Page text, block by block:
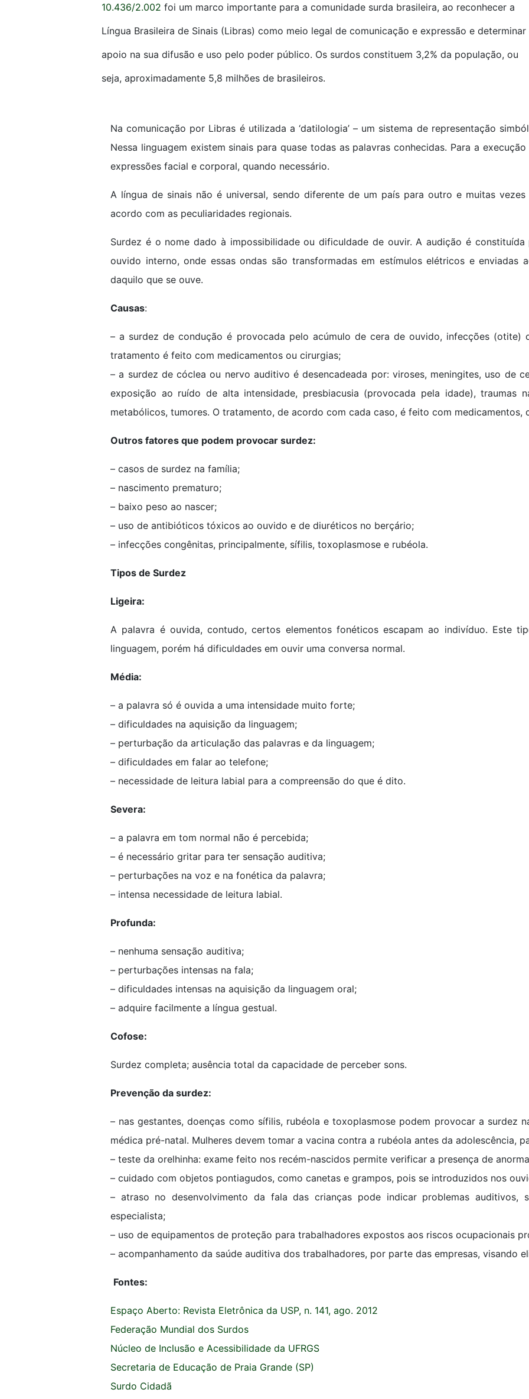
10.436/2.002 foi um marco importante para a comunidade surda brasileira, ao reconhecer a
Língua Brasileira de Sinais (Libras) como meio legal de comunicação e expressão e determinar
apoio na sua difusão e uso pelo poder público. Os surdos constituem 3,2% da população, ou
seja, aproximadamente 5,8 milhões de brasileiros.
Na comunicação por Libras é utilizada a ‘datilologia’ – um sistema de representação
Nessa linguagem existem sinais para quase todas as palavras conhecidas. Para a
expressões facial e corporal, quando necessário.
A língua de sinais não é universal, sendo diferente de um país para outro e muitas
acordo com as peculiaridades regionais.
Surdez é o nome dado à impossibilidade ou dificuldade de ouvir. A audição é
ouvido interno, onde essas ondas são transformadas em estímulos elétricos e enviadas
daquilo que se ouve.
Causas:
– a surdez de condução é provocada pelo acúmulo de cera de ouvido, infecções
tratamento é feito com medicamentos ou cirurgias;
– a surdez de cóclea ou nervo auditivo é desencadeada por: viroses, meningites, uso de
exposição ao ruído de alta intensidade, presbiacusia (provocada pela idade), traumas
metabólicos, tumores. O tratamento, de acordo com cada caso, é feito com medicamentos,
Outros fatores que podem provocar surdez:
– casos de surdez na família;
– nascimento prematuro;
– baixo peso ao nascer;
– uso de antibióticos tóxicos ao ouvido e de diuréticos no berçário;
– infecções congênitas, principalmente, sífilis, toxoplasmose e rubéola.
Tipos de Surdez
Ligeira:
A palavra é ouvida, contudo, certos elementos fonéticos escapam ao indivíduo. Este
linguagem, porém há dificuldades em ouvir uma conversa normal.
Média:
– a palavra só é ouvida a uma intensidade muito forte;
– dificuldades na aquisição da linguagem;
– perturbação da articulação das palavras e da linguagem;
– dificuldades em falar ao telefone;
– necessidade de leitura labial para a compreensão do que é dito.
Severa:
– a palavra em tom normal não é percebida;
– é necessário gritar para ter sensação auditiva;
– perturbações na voz e na fonética da palavra;
– intensa necessidade de leitura labial.
Profunda:
– nenhuma sensação auditiva;
– perturbações intensas na fala;
– dificuldades intensas na aquisição da linguagem oral;
– adquire facilmente a língua gestual.
Cofose:
Surdez completa; ausência total da capacidade de perceber sons.
Prevenção da surdez:
– nas gestantes, doenças como sífilis, rubéola e toxoplasmose podem provocar a surdez
médica pré-natal. Mulheres devem tomar a vacina contra a rubéola antes da adolescência,
– teste da orelhinha: exame feito nos recém-nascidos permite verificar a presença de
– cuidado com objetos pontiagudos, como canetas e grampos, pois se introduzidos nos
– atraso no desenvolvimento da fala das crianças pode indicar problemas auditivos,
especialista;
– uso de equipamentos de proteção para trabalhadores expostos aos riscos ocupacionais
– acompanhamento da saúde auditiva dos trabalhadores, por parte das empresas, visando
Fontes:
Espaço Aberto: Revista Eletrônica da USP, n. 141, ago. 2012
Federação Mundial dos Surdos
Núcleo de Inclusão e Acessibilidade da UFRGS
Secretaria de Educação de Praia Grande (SP)
Surdo Cidadã